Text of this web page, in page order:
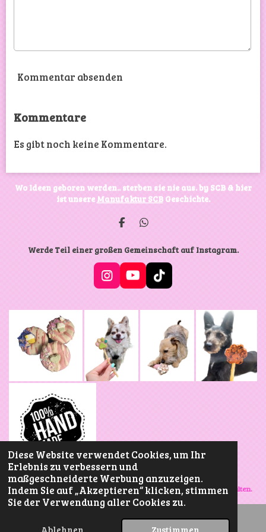
Diese Website verwendet Cookies, um Ihr
Erlebnis zu verbessern und
maßgeschneiderte Werbung anzuzeigen.
Indem Sie auf „Akzeptieren“ klicken, stimmen
Sie der Verwendung aller Cookies zu.
Ablehnen Zustimmen
Kommentar absenden
Kommentare
Es gibt noch keine Kommentare.
Wo Ideen geboren werden.. sterben sie nie aus. by SCB & hier
ist unsere Manufaktur SCBGeschichte.
T
i
l
e
n
T
i
l
e
Werde Teil einer großen Gemeinschaft auf Instagram.
I
n
t
a
g
r
a
m
Y
o
e
T
i
k
Versand & Impressum
Manufaktur Sweet
Crunchy Bit 🐾2015- Copyright © Alle Rechte vorbehalten.